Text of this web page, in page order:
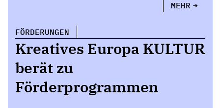
MEHR
FÖRDERUNGEN
Kreatives Europa KULTUR
berät zu
Förderprogrammen